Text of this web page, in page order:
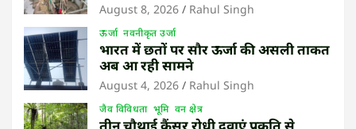
August 8, 2026 Rahul Singh
ऊर्जा नवनीकृत उर्जा
भारत में छतों पर सौर ऊर्जा की असली ताकत
अब आ रही सामने
August 4, 2026 Rahul Singh
जैव विविधता भूमि वन क्षेत्र